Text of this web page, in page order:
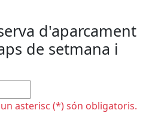
d'aparcament
de setmana i
asterisc (*) són obligatoris.